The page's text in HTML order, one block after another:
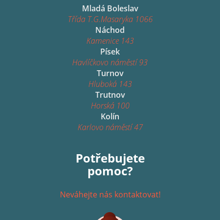
Mladá Boleslav
Třída T.G.Masaryka 1066
Náchod
Kamenice 143
Písek
Havlíčkovo náměstí 93
Turnov
Hluboká 143
Trutnov
Horská 100
Kolín
Karlovo náměstí 47
Potřebujete
pomoc?
Neváhejte nás kontaktovat!